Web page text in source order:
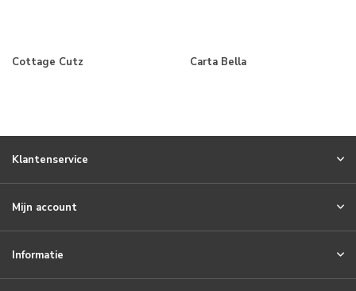
Cottage Cutz Carta Bella
Klantenservice
Mijn account
Informatie